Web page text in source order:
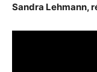
Sandra Lehmann,